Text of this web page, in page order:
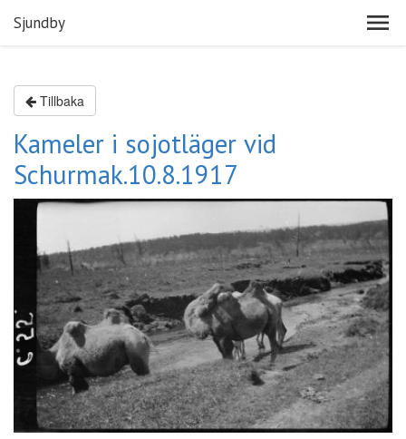
Sjundby
Tillbaka
Kameler i sojotläger vid
Schurmak.10.8.1917